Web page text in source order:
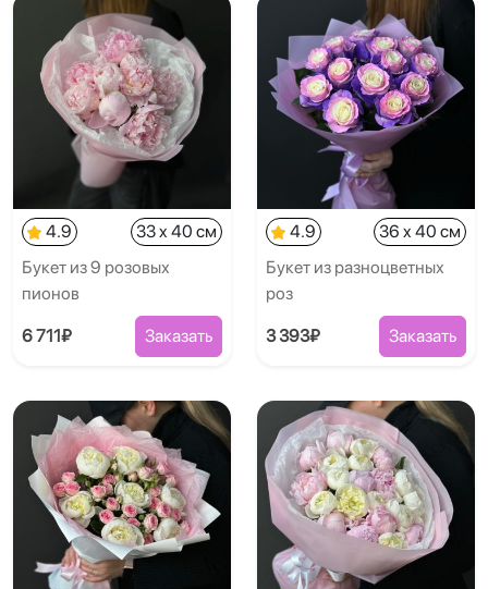
4.9
33 x 40 см
Букет из 9 розовых
пионов
6 711₽ Заказать
4.9
36 x 40 см
Букет из разноцветных
роз
3 393₽ Заказать